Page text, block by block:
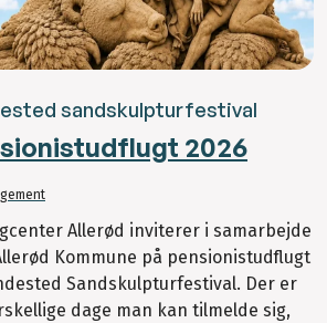
sandskulpturfestival
2026
Allerød inviterer i samarbejde
Kommune på pensionistudflugt
Sandskulpturfestival. Der er
dage man kan tilmelde sig,